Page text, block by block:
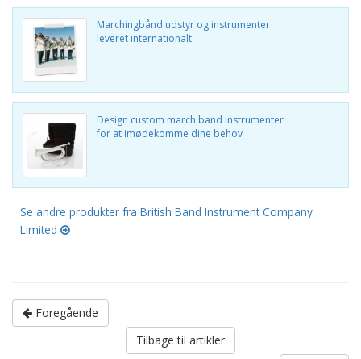
Marchingbånd udstyr og instrumenter
leveret internationalt
Design custom march band instrumenter
for at imødekomme dine behov
Se andre produkter fra British Band Instrument Company
Limited
Foregående
Tilbage til artikler